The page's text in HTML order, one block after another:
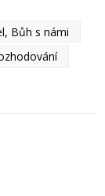
Bůh s námi